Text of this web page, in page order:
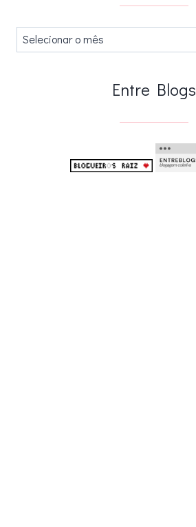
Arquivos
Entre Blogs